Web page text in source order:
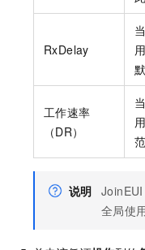
RxDelay
当
工作速率
（DR）
当
说明 JoinEUI
全局使用